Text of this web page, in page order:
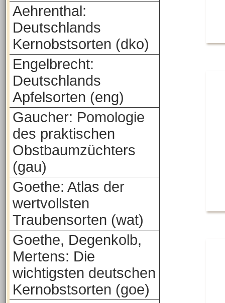
Aehrenthal:
Deutschlands
Kernobstsorten (dko)
Engelbrecht:
Deutschlands
Apfelsorten (eng)
Gaucher: Pomologie
des praktischen
Obstbaumzüchters
(gau)
Goethe: Atlas der
wertvollsten
Traubensorten (wat)
Goethe, Degenkolb,
Mertens: Die
wichtigsten deutschen
Kernobstsorten (goe)